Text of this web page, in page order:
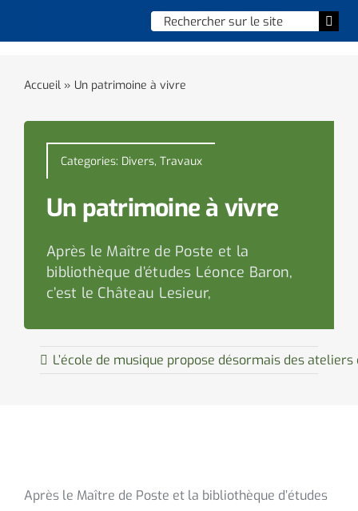
Chercher
:
Vie quotidienne
Enfance, jeunesse & sports
Culture et loisirs
Social & solidarité
Contacter le maire
Accueil» Un patrimoine à vivre
Categories: Divers, Travaux
Un patrimoine à vivre
Après le Maître de Poste et la
bibliothèque d’études Léonce Baron,
c’est le Château Lesieur,
L’école de musique propose désormais des
Après le Maître de Poste et la bibliothèque d’études